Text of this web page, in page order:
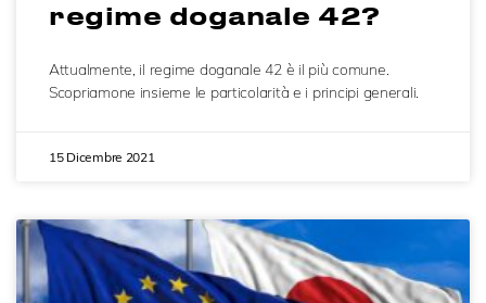
regime doganale 42?
Attualmente, il regime doganale 42 è il più comune.
Scopriamone insieme le particolarità e i principi generali.
15 Dicembre 2021